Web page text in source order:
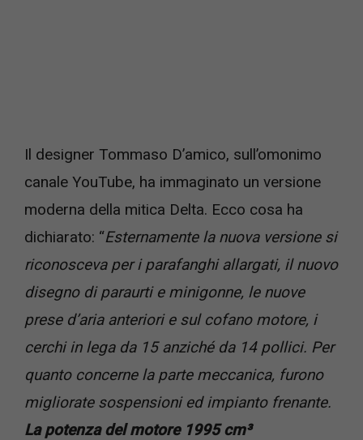
Il designer Tommaso D’amico, sull’omonimo
canale YouTube, ha immaginato un versione
moderna della mitica Delta. Ecco cosa ha
dichiarato: “Esternamente la nuova versione si
riconosceva per i parafanghi allargati, il nuovo
disegno di paraurti e minigonne, le nuove
prese d’aria anteriori e sul cofano motore, i
cerchi in lega da 15 anziché da 14 pollici. Per
quanto concerne la parte meccanica, furono
migliorate sospensioni ed impianto frenante.
La potenza del motore 1995 cm³